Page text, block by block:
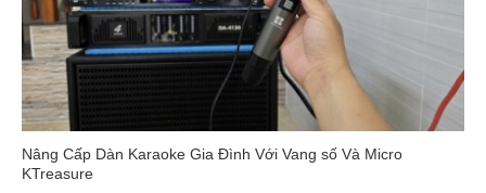
Nâng Cấp Dàn Karaoke Gia Đình Với Vang số Và Micro
KTreasure